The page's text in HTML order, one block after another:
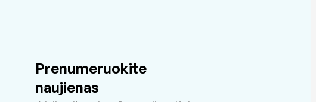
Prenumeruokite
naujienas